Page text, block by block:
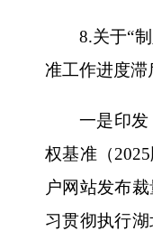
8.关于“
准工作进度滞
一是印
权基准（
户网站发布
习贯彻执行